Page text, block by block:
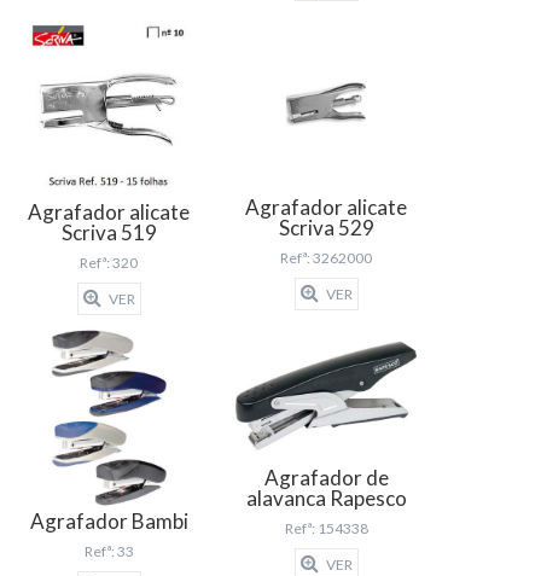
Agrafador alicate
Scriva 519
Refª: 320
VER
Agrafador alicate
Scriva 529
Refª: 3262000
VER
Agrafador Bambi
Refª: 33
Agrafador de
alavanca Rapesco
Refª: 154338
VER